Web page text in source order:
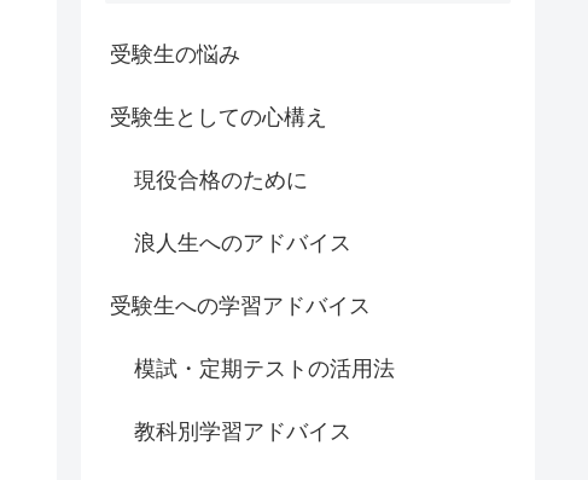
受験生の悩み
受験生としての心構え
現役合格のために
浪人生へのアドバイス
受験生への学習アドバイス
模試・定期テストの活用法
教科別学習アドバイス